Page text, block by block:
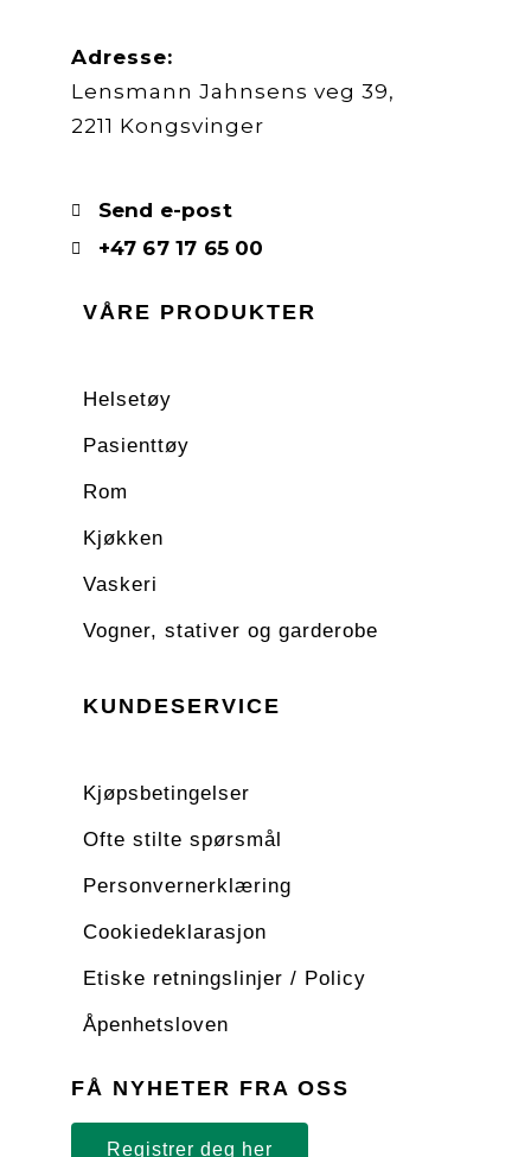
Adresse:
Lensmann Jahnsens veg 39,
2211 Kongsvinger
Send e-post
+47 67 17 65 00
VÅRE PRODUKTER
Helsetøy
Pasienttøy
Rom
Kjøkken
Vaskeri
Vogner, stativer og garderobe
KUNDESERVICE
Kjøpsbetingelser
Ofte stilte spørsmål
Personvernerklæring
Cookiedeklarasjon
Etiske retningslinjer / Policy
Åpenhetsloven
FÅ NYHETER FRA OSS
Registrer deg her